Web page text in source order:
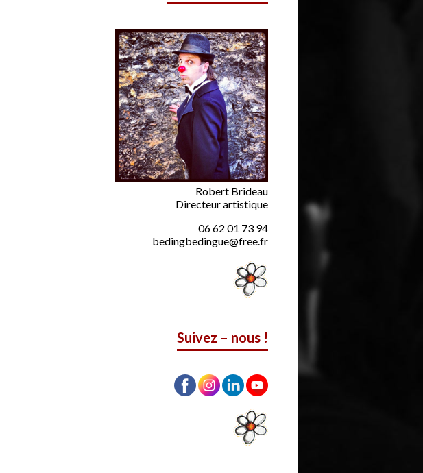
Robert Brideau
Directeur artistique
06 62 01 73 94
bedingbedingue@free.fr
Suivez – nous !